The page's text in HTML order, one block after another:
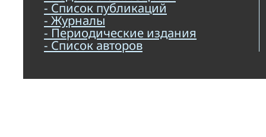
- Список публикаций
- Журналы
- Периодические издания
- Список авторов